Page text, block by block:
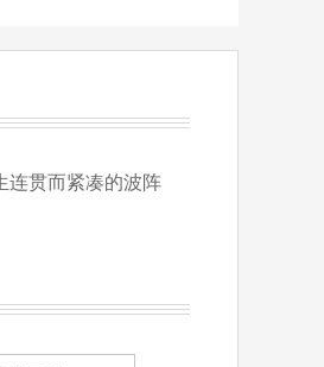
连贯而紧凑的波阵